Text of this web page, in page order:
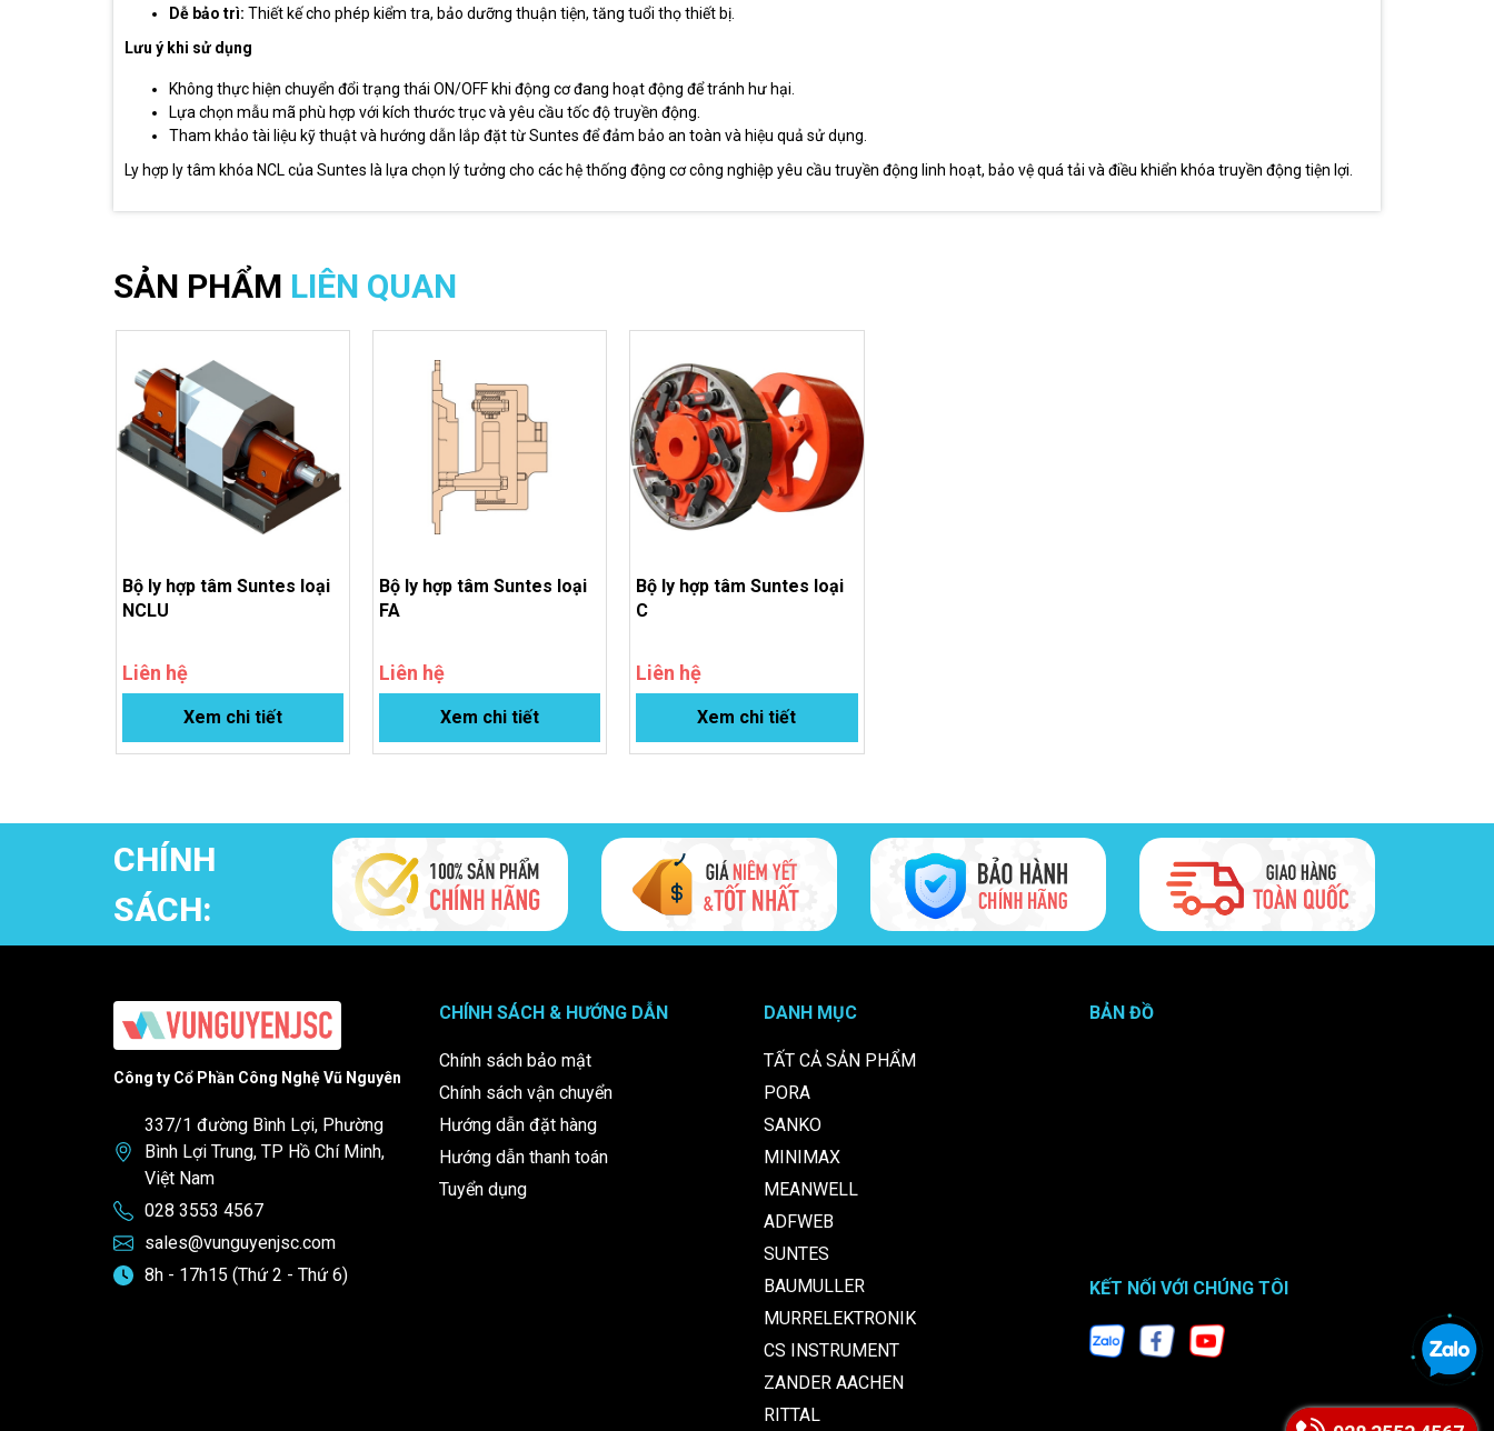
Dễ bảo trì: Thiết kế cho phép kiểm tra, bảo dưỡng thuận tiện, tăng tuổi thọ thiết bị.
Lưu ý khi sử dụng
Không thực hiện chuyển đổi trạng thái ON/OFF khi động cơ đang hoạt động để tránh hư hại.
Lựa chọn mẫu mã phù hợp với kích thước trục và yêu cầu tốc độ truyền động.
Tham khảo tài liệu kỹ thuật và hướng dẫn lắp đặt từ Suntes để đảm bảo an toàn và hiệu quả sử dụng.
Ly hợp ly tâm khóa NCL của Suntes là lựa chọn lý tưởng cho các hệ thống động cơ công nghiệp yêu cầu truyền động linh hoạt, bảo vệ quá tải và điều khiển khóa truyền động tiện lợi.
SẢN PHẨM LIÊN QUAN
Bộ ly hợp tâm Suntes loại
NCLU
Liên hệ
Xem chi tiết
Bộ ly hợp tâm Suntes loại
FA
Liên hệ
Xem chi tiết
Bộ ly hợp tâm Suntes loại
C
Liên hệ
Xem chi tiết
CHÍNH
SÁCH:
Công ty Cổ Phần Công Nghệ Vũ Nguyên
337/1 đường Bình Lợi, Phường
Bình Lợi Trung, TP Hồ Chí Minh,
Việt Nam
028 3553 4567
sales@vunguyenjsc.com
8h - 17h15 (Thứ 2 - Thứ 6)
CHÍNH SÁCH & HƯỚNG DẪN
Chính sách bảo mật
Chính sách vận chuyển
Hướng dẫn đặt hàng
Hướng dẫn thanh toán
Tuyển dụng
DANH MỤC
TẤT CẢ SẢN PHẨM
PORA
SANKO
MINIMAX
MEANWELL
ADFWEB
SUNTES
BAUMULLER
MURRELEKTRONIK
CS INSTRUMENT
ZANDER AACHEN
RITTAL
BẢN ĐỒ
KẾT NỐI VỚI CHÚNG TÔI